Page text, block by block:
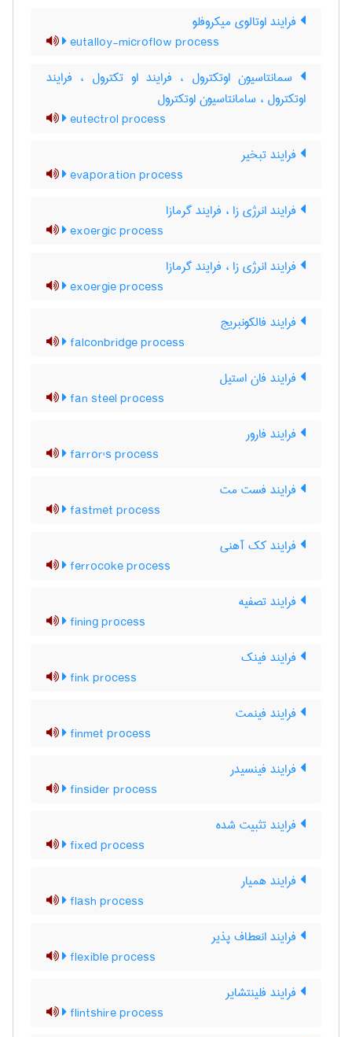
فرایند اوتالوی میکروفلو
eutalloy-microflow process
سمانتاسیون اوتکترول ، فرایند او تکترول ، فرایند
اوتکترول ، سامانتاسیون اوتکترول
eutectrol process
فرایند تبخیر
evaporation process
فرایند انرژی زا ، فرایند گرمازا
exoergic process
فرایند انرژی زا ، فرایند گرمازا
exoergie process
فرایند فالکونبریج
falconbridge process
فرایند فان استیل
fan steel process
فرایند فارور
farror's process
فرایند فست مت
fastmet process
فرایند کک آهنی
ferrocoke process
فرایند تصفیه
fining process
فرایند فینک
fink process
فرایند فینمت
finmet process
فرایند فینسیدر
finsider process
فرایند تثبیت شده
fixed process
فرایند همیار
flash process
فرایند انعطاف پذیر
flexible process
فرایند فلینتشایر
flintshire process